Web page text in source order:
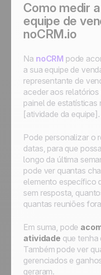
Como medir
equipe de
noCRM.io
Na noCRM pode
a sua equipe de
representante de
aceder aos
painel de estatísticas
[atividade da equipe].
Pode personalizar o
datas, para que
longo da última
pode ver quantas
elemento específico
sem resposta,
quantas reuniões
Em suma, pode
atividadeque tenha
Também pode ver
gerenciados e
geraram.